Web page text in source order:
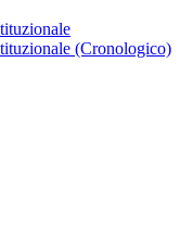
(Cronologico)